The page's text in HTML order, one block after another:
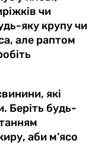
чи
яку крупу чи
але раптом
які
Беріть будь-
аби м’ясо